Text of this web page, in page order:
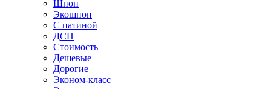
Шпон
Экошпон
С патиной
ДСП
Стоимость
Дешевые
Дорогие
Эконом-класс